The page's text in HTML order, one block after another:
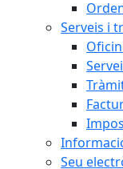
Serveis i
Seu